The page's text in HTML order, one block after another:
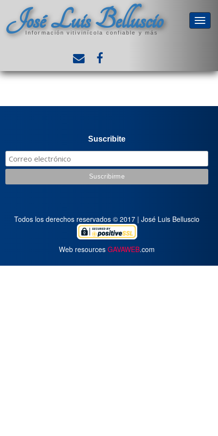
José Luis Belluscio
Información vitivinícola confiable y más
Suscribite
Todos los derechos reservados © 2017 | José Luis Belluscio
Web resources GAVAWEB.com